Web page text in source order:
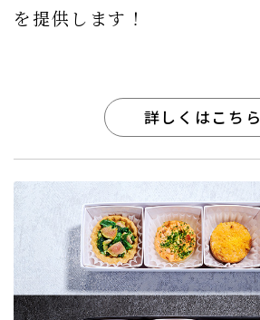
を提供します！
詳しくはこちら